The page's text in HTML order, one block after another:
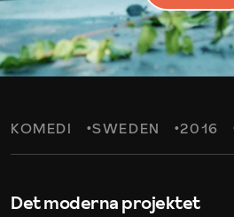
KOMEDI SWEDEN 2016
Det moderna projektet